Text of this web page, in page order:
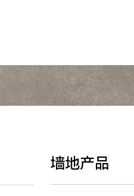
墙地产品